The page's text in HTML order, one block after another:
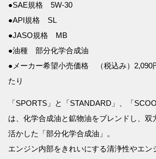
●SAE規格 5W-30
●API規格 SL
●JASO規格 MB
●油種 部分化学合成油
●メーカー希望小売価格 （税込み）2,090
たり
「SPORTS」と「STANDARD」、「
は、化学合成油と鉱物油をブレンドし、双
活かした「部分化学合成油」。
エンジン内部をきれいにする清浄性やエン